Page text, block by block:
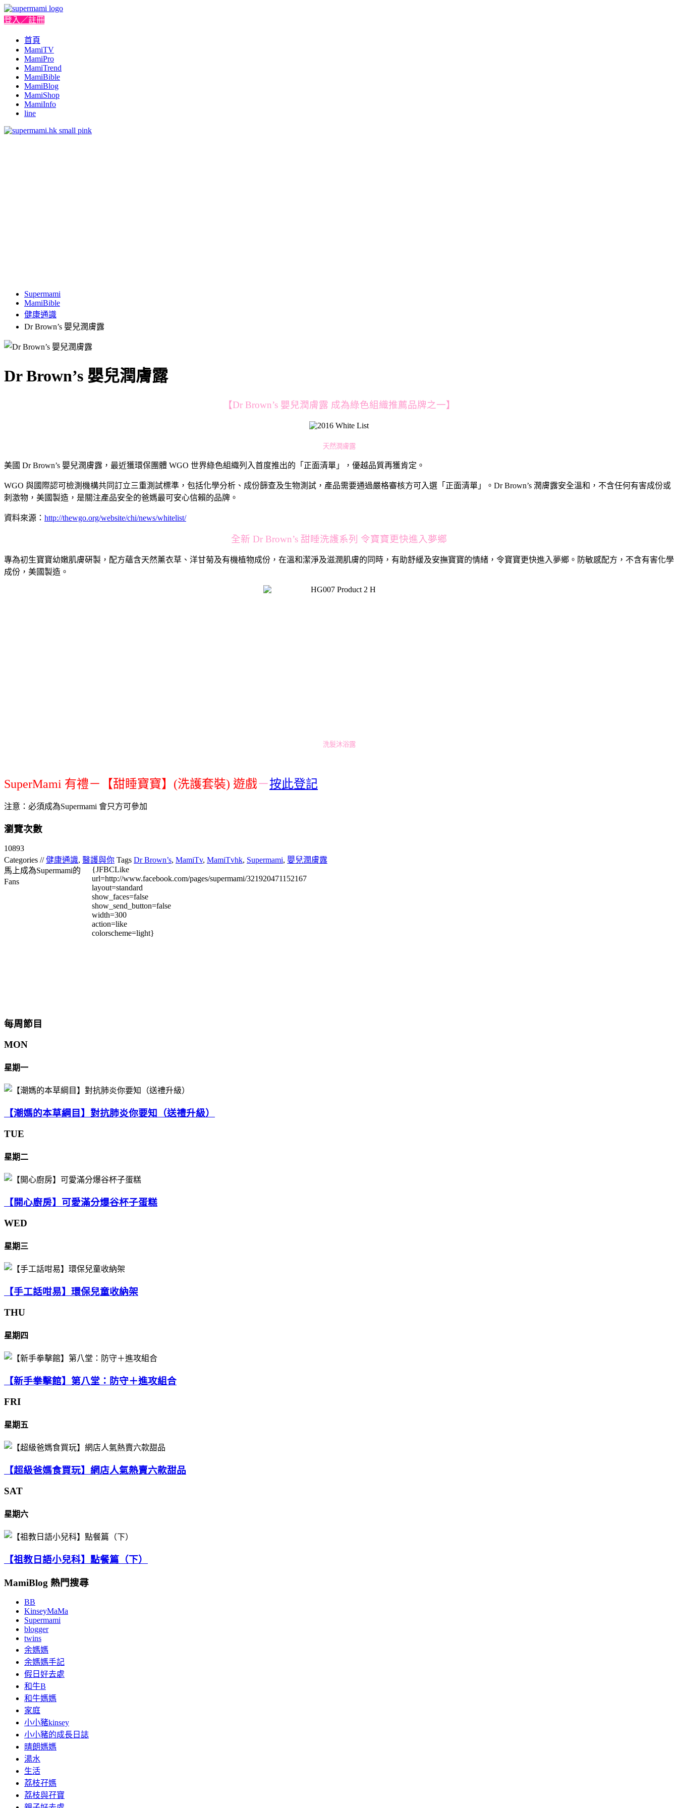
登入／註冊
首頁
MamiTV
MamiPro
MamiTrend
MamiBible
MamiBlog
MamiShop
MamiInfo
line
Supermami
MamiBible
健康通識
Dr Brown’s 嬰兒潤膚露
Dr Brown’s 嬰兒潤膚露
【Dr Brown’s 嬰兒潤膚露 成為綠色組織推薦品牌之一】
天然潤膚露
美國 Dr Brown’s 嬰兒潤膚露，最近獲環保團體 WGO 世界綠色組織列入首度推出的「正面清單」，優越品質再獲肯定。
WGO 與國際認可檢測機構共同訂立三重測試標準，包括化學分析、成份篩查及生物測試，產品需要通過嚴格審核方可入選「正面清單」。Dr Brown’s 潤膚露安全溫和，不含任何有害成份或
刺激物，美國製造，是關注產品安全的爸媽最可安心信賴的品牌。
資料來源： http://thewgo.org/website/chi/news/whitelist/
全新 Dr Brown’s 甜睡洗護系列 令寶寶更快進入夢鄉
專為初生寶寶幼嫩肌膚硏製，配方蘊含天然薰衣草、洋甘菊及有機植物成份，在溫和潔淨及滋潤肌膚的同時，有助舒緩及安撫寶寶的情緒，令寶寶更快進入夢鄉。防敏感配方，不含有害化學
成份，美國製造。
洗髮沐浴露
SuperMami 有禮－【甜睡寶寶】(洗護套裝) 遊戲－按此登記
注意：必須成為Supermami 會只方可參加
瀏覽次數
10893
Categories //健康通識, 醫護與你 Tags Dr Brown’s, MamiTv, MamiTvhk, Supermami, 嬰兒潤膚露
馬上成為Supermami的
Fans
{JFBCLike
url=http://www.facebook.com/pages/supermami/321920471152167
layout=standard
show_faces=false
show_send_button=false
width=300
action=like
colorscheme=light}
每周節目
MON
星期一
【潮媽的本草綱目】對抗肺炎你要知（送禮升級）
TUE
星期二
【開心廚房】可愛滿分爆谷杯子蛋糕
WED
星期三
【手工話咁易】環保兒童收納架
THU
星期四
【新手拳擊館】第八堂：防守＋進攻組合
FRI
星期五
【超級爸媽食買玩】網店人氣熱賣六款甜品
SAT
星期六
【祖教日語小兒科】點餐篇（下）
MamiBlog 熱門搜尋
BB
KinseyMaMa
Supermami
blogger
twins
余媽媽
余媽媽手記
假日好去處
和牛B
和牛媽媽
家庭
小小豬kinsey
小小豬的成長日誌
晴朗媽媽
湯水
生活
荔枝孖媽
荔枝與孖寶